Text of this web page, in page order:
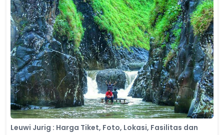
Leuwi Jurig : Harga Tiket, Foto, Lokasi, Fasilitas dan